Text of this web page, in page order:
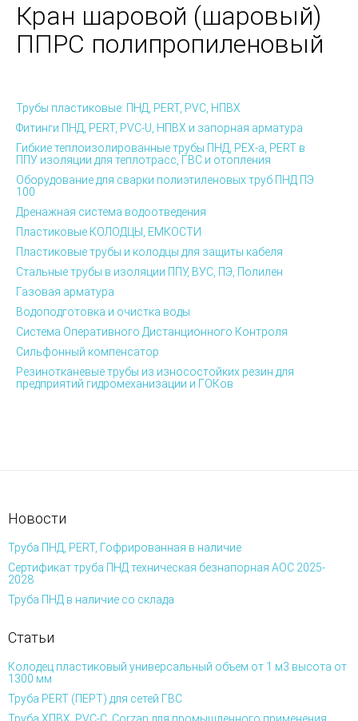
Кран шаровой (шаровый)
ППРС полипропиленовый
Трубы пластиковые: ПНД, PERT, PVC, НПВХ
Фитинги ПНД, PERT, PVC-U, НПВХ и запорная арматура
Гибкие теплоизолированные трубы ПНД, PEX-а, PERT в
ППУ изоляции для теплотрасс, ГВС и отопления
Оборудование для сварки полиэтиленовых труб ПНД ПЭ
100
Дренажная система водоотведения
Пластиковые КОЛОДЦЫ, ЕМКОСТИ
Пластиковые трубы и колодцы для защиты кабеля
Стальные трубы в изоляции ППУ, ВУС, ПЭ, Полилен
Газовая арматура
Водоподготовка и очистка воды
Система Оперативного Дистанционного Контроля
Сильфонный компенсатор
Резинотканевые трубы из износостойких резин для
предприятий гидромеханизации и ГОКов
Новости
Труба ПНД, PERT, Гофрированная в наличие
Сертификат труба ПНД техническая безнапорная АОС 2025-
2028
Труба ПНД в наличие со склада
Статьи
Колодец пластиковый универсальный объем от 1 м3 высота от
1300 мм
Труба PERT (ПЕРТ) для сетей ГВС